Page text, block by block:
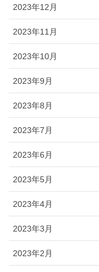
2023年12月
2023年11月
2023年10月
2023年9月
2023年8月
2023年7月
2023年6月
2023年5月
2023年4月
2023年3月
2023年2月